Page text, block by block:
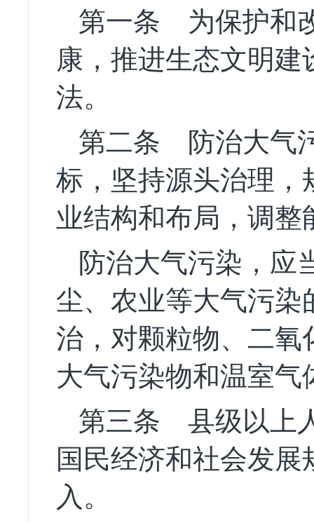
第一条 为保护和
康，推进生态文明
法。
第二条 防治大气
标，坚持源头治理，
业结构和布局，调整
防治大气污染，应
尘、农业等大气污
治，对颗粒物、二
大气污染物和温室气
第三条 县级以上
国民经济和社会发
入。